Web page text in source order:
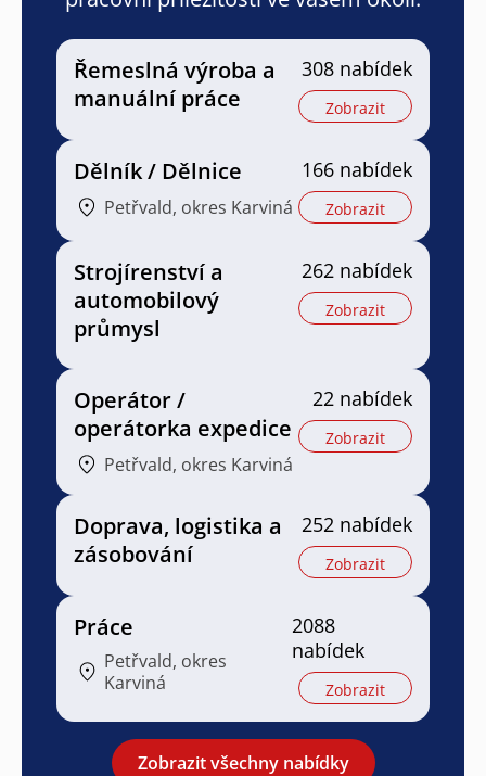
Řemeslná výroba a
manuální práce
308 nabídek
Zobrazit
Dělník / Dělnice
Petřvald, okres Karviná
166 nabídek
Zobrazit
Strojírenství a
automobilový
průmysl
262 nabídek
Zobrazit
Operátor /
operátorka expedice
Petřvald, okres Karviná
22 nabídek
Zobrazit
Doprava, logistika a
zásobování
252 nabídek
Zobrazit
Práce
Petřvald, okres
Karviná
2088
nabídek
Zobrazit
Zobrazit všechny nabídky